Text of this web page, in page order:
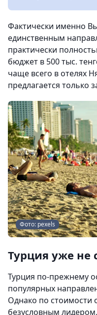
Фактически именно
единственным
практически
бюджет в 500 тыс.
чаще всего в отелях
предлагается только
Фото: pexels
Турция уже не
Турция по-прежнему
популярных
Однако по стоимости
безусловным лидером.